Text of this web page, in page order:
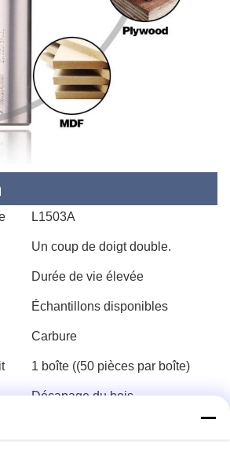
L1503A
Un coup de doigt double.
Durée de vie élevée
Échantillons disponibles
Carbure
1 boîte ((50 pièces par boîte)
Décapage du bois